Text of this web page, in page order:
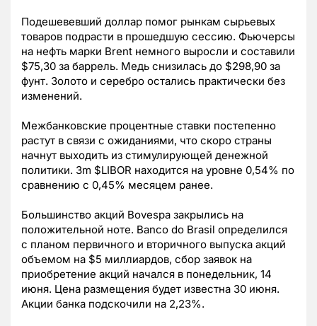
Подешевевший доллар помог рынкам сырьевых
товаров подрасти в прошедшую сессию. Фьючерсы
на нефть марки Brent немного выросли и составили
$75,30 за баррель. Медь снизилась до $298,90 за
фунт. Золото и серебро остались практически без
изменений.
Межбанковские процентные ставки постепенно
растут в связи с ожиданиями, что скоро страны
начнут выходить из стимулирующей денежной
политики. 3m $LIBOR находится на уровне 0,54% по
сравнению с 0,45% месяцем ранее.
Большинство акций Bovespa закрылись на
положительной ноте. Banco do Brasil определился
с планом первичного и вторичного выпуска акций
объемом на $5 миллиардов, сбор заявок на
приобретение акций начался в понедельник, 14
июня. Цена размещения будет известна 30 июня.
Акции банка подскочили на 2,23%.